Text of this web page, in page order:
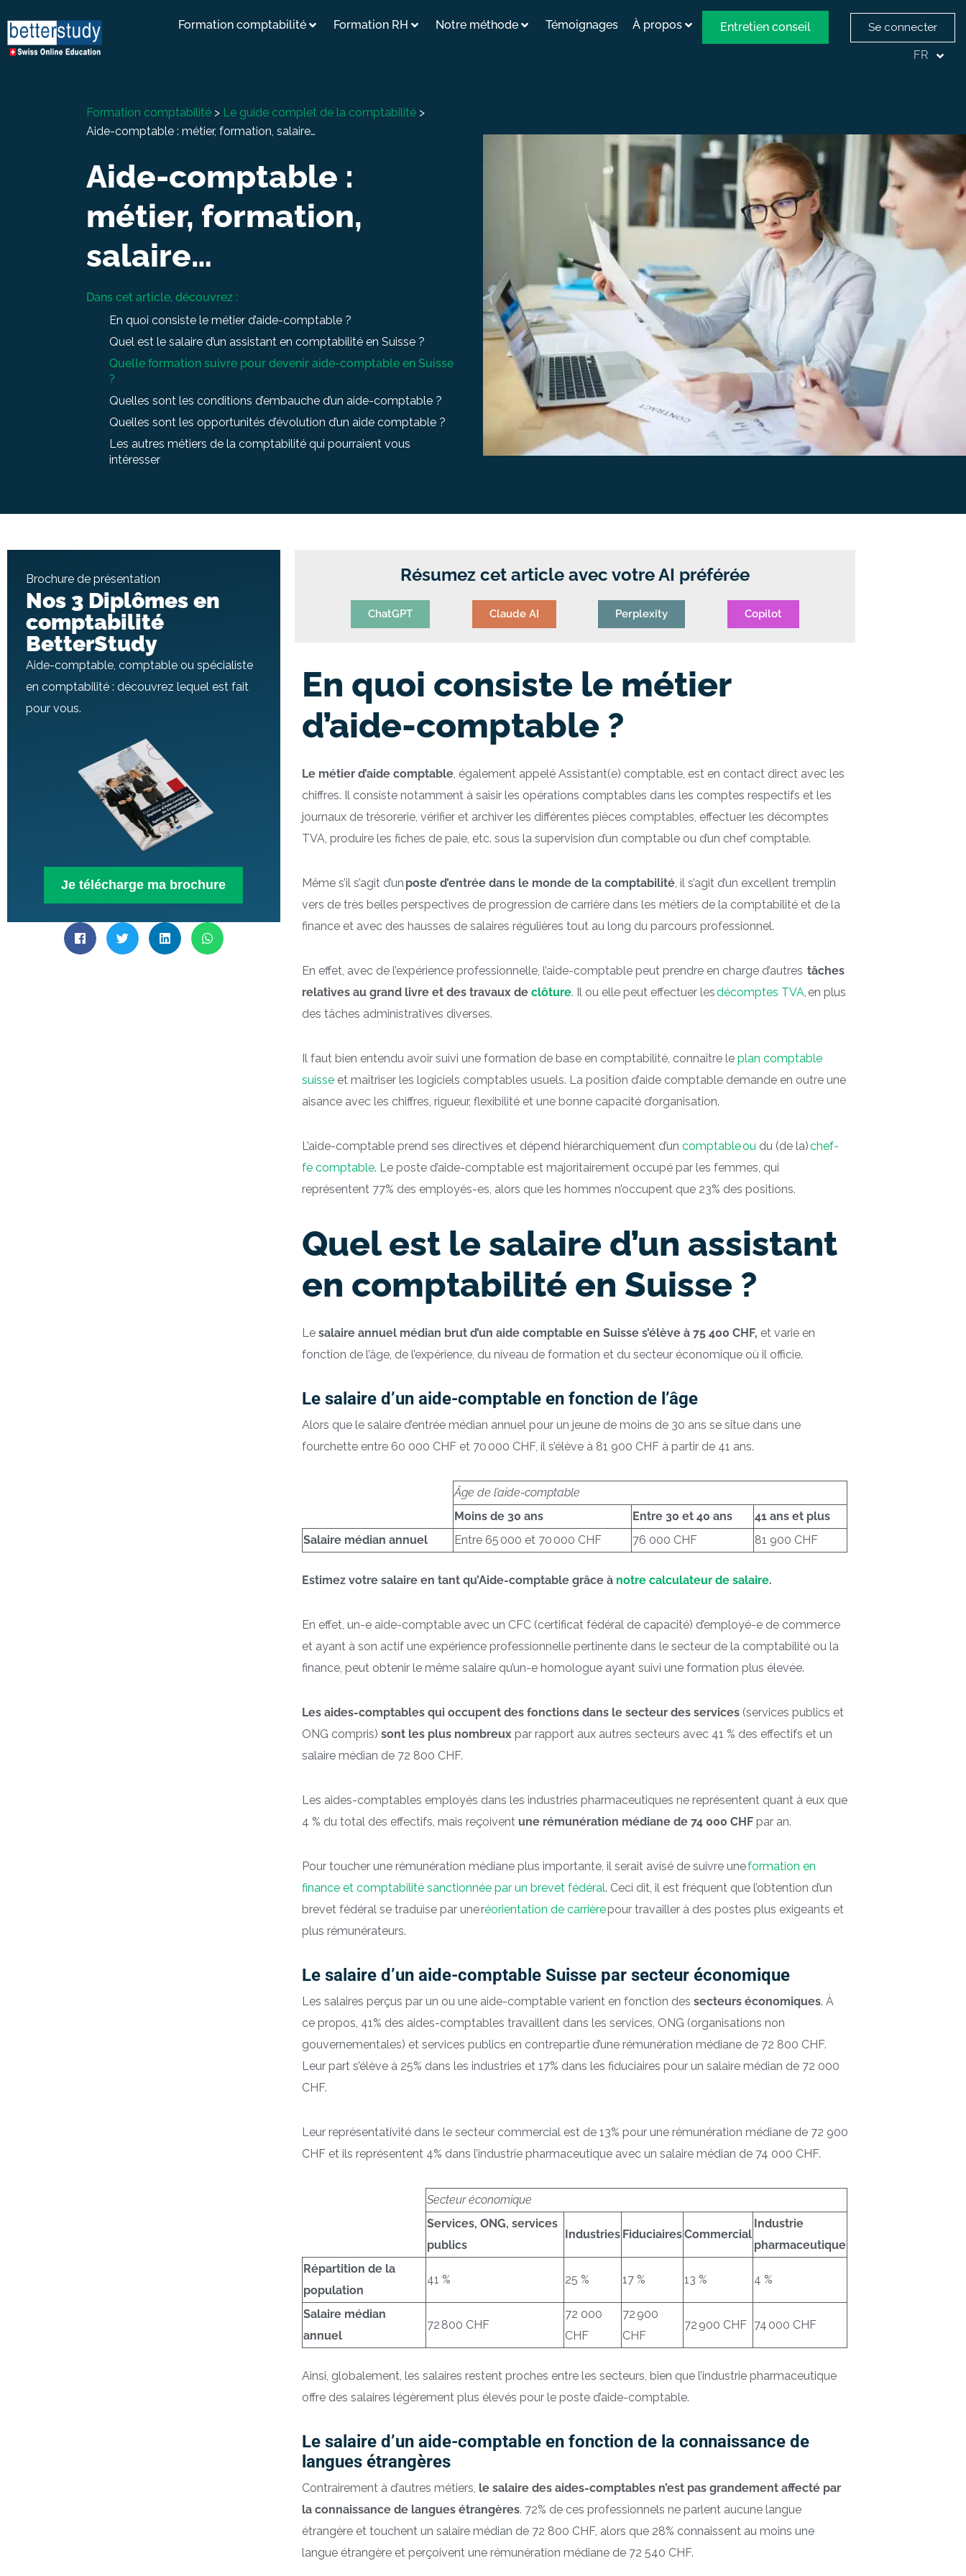
Formation comptabilité Formation RH Notre méthode Témoignages À propos Entretien conseil Se connecter
FR
Formation comptabilité > Le guide complet de la comptabilité >
Aide-comptable : métier, formation, salaire…
Aide-comptable :
métier, formation,
salaire…
Dans cet article, découvrez :
En quoi consiste le métier d’aide-comptable ?
Quel est le salaire d’un assistant en comptabilité en Suisse ?
Quelle formation suivre pour devenir aide-comptable en Suisse
?
Quelles sont les conditions d’embauche d’un aide-comptable ?
Quelles sont les opportunités d’évolution d’un aide comptable ?
Les autres métiers de la comptabilité qui pourraient vous
intéresser
Brochure de présentation
Nos 3 Diplômes en
comptabilité
BetterStudy
Aide-comptable, comptable ou spécialiste
en comptabilité : découvrez lequel est fait
pour vous.
Je télécharge ma brochure
Résumez cet article avec votre AI préférée
ChatGPT Claude AI Perplexity Copilot
En quoi consiste le métier
d’aide-comptable ?
Le métier d’aide comptable, également appelé Assistant(e) comptable, est en contact direct avec les
chiffres. Il consiste notamment à saisir les opérations comptables dans les comptes respectifs et les
journaux de trésorerie, vérifier et archiver les différentes pièces comptables, effectuer les décomptes
TVA, produire les fiches de paie, etc. sous la supervision d’un comptable ou d’un chef comptable.
Même s’il s’agit d’un poste d’entrée dans le monde de la comptabilité, il s’agit d’un excellent tremplin
vers de très belles perspectives de progression de carrière dans les métiers de la comptabilité et de la
finance et avec des hausses de salaires régulières tout au long du parcours professionnel.
En effet, avec de l’expérience professionnelle, l’aide-comptable peut prendre en charge d’autres tâches
relatives au grand livre et des travaux de clôture. Il ou elle peut effectuer lesdécomptes TVA, en plus
des tâches administratives diverses.
Il faut bien entendu avoir suivi une formation de base en comptabilité, connaître le plan comptable
suisseet maîtriser les logiciels comptables usuels. La position d’aide comptable demande en outre une
aisance avec les chiffres, rigueur, flexibilité et une bonne capacité d’organisation.
L’aide-comptable prend ses directives et dépend hiérarchiquement d’un comptable oudu (de la)chef-
fe comptable. Le poste d’aide-comptable est majoritairement occupé par les femmes, qui
représentent 77% des employés-es, alors que les hommes n’occupent que 23% des positions.
Quel est le salaire d’un assistant
en comptabilité en Suisse ?
Le salaire annuel médian brut d’un aide comptable en Suisse s’élève à 75 400 CHF, et varie en
fonction de l’âge, de l’expérience, du niveau de formation et du secteur économique où il officie.
Le salaire d’un aide-comptable en fonction de l’âge
Alors que le salaire d’entrée médian annuel pour un jeune de moins de 30 ans se situe dans une
fourchette entre 60 000 CHF et 70 000 CHF, il s’élève à 81 900 CHF à partir de 41 ans.
Âge de l’aide-comptable
Moins de 30 ans
Entre 30 et 40 ans
41 ans et plus
Salaire médian annuel
Entre 65 000 et 70 000 CHF 76 000 CHF 81 900 CHF
Estimez votre salaire en tant qu’Aide-comptable grâce à notre calculateur de salaire.
En effet, un-e aide-comptable avec un CFC (certificat fédéral de capacité) d’employé-e de commerce
et ayant à son actif une expérience professionnelle pertinente dans le secteur de la comptabilité ou la
finance, peut obtenir le même salaire qu’un-e homologue ayant suivi une formation plus élevée.
Les aides-comptables qui occupent des fonctions dans le secteur des services(services publics et
ONG compris) sont les plus nombreuxpar rapport aux autres secteurs avec 41 % des effectifs et un
salaire médian de 72 800 CHF.
Les aides-comptables employés dans les industries pharmaceutiques ne représentent quant à eux que
4 % du total des effectifs, mais reçoivent une rémunération médiane de 74 000 CHFpar an.
Pour toucher une rémunération médiane plus importante, il serait avisé de suivre uneformation en
finance et comptabilité sanctionnée par un brevet fédéral. Ceci dit, il est fréquent que l’obtention d’un
brevet fédéral se traduise par une réorientation de carrièrepour travailler à des postes plus exigeants et
plus rémunérateurs.
Le salaire d’un aide-comptable Suisse par secteur économique
Les salaires perçus par un ou une aide-comptable varient en fonction des secteurs économiques. À
ce propos, 41% des aides-comptables travaillent dans les services, ONG (organisations non
gouvernementales) et services publics en contrepartie d’une rémunération médiane de 72 800 CHF.
Leur part s’élève à 25% dans les industries et 17% dans les fiduciaires pour un salaire médian de 72 000
CHF.
Leur représentativité dans le secteur commercial est de 13% pour une rémunération médiane de 72 900
CHF et ils représentent 4% dans l’industrie pharmaceutique avec un salaire médian de 74 000 CHF.
Secteur économique
Services, ONG, services
publics
Industries FiduciairesCommercial
Industrie
pharmaceutique
Répartition de la
population
41 % 25 % 17 % 13 % 4 %
Salaire médian
annuel
72 800 CHF
72 000
CHF
72 900
CHF
72 900 CHF 74 000 CHF
Ainsi, globalement, les salaires restent proches entre les secteurs, bien que l’industrie pharmaceutique
offre des salaires légèrement plus élevés pour le poste d’aide-comptable.
Le salaire d’un aide-comptable en fonction de la connaissance de
langues étrangères
Contrairement à d’autres métiers, le salaire des aides-comptables n’est pas grandement affecté par
la connaissance de langues étrangères. 72% de ces professionnels ne parlent aucune langue
étrangère et touchent un salaire médian de 72 800 CHF, alors que 28% connaissent au moins une
langue étrangère et perçoivent une rémunération médiane de 72 540 CHF.